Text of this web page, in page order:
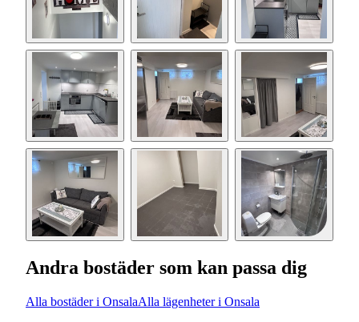
Andra bostäder som kan passa dig
Alla bostäder i OnsalaAlla lägenheter i Onsala